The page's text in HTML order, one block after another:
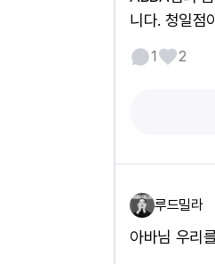
니다. 청일점
1 2
루드밀라
아바님 우리